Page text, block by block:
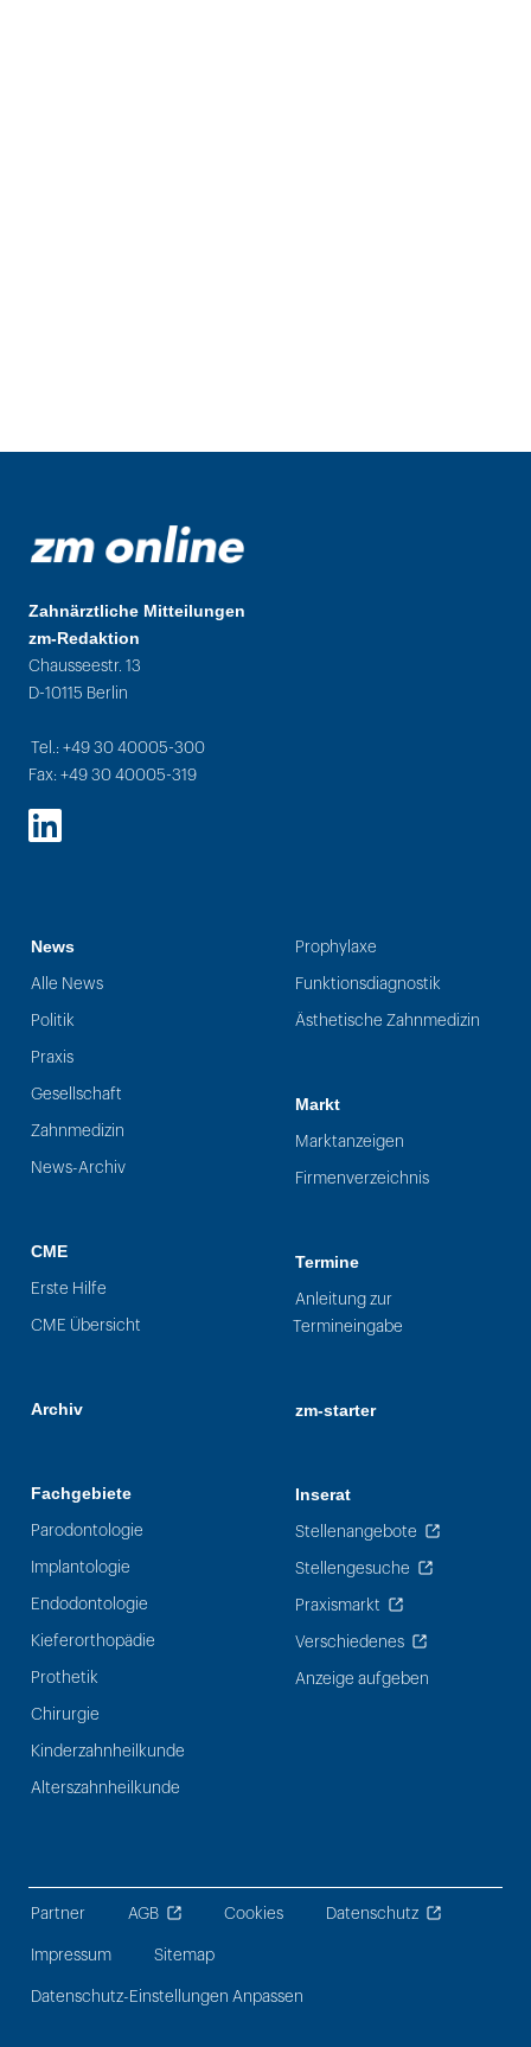
Zahnärztliche Mitteilungen
zm-Redaktion
Chausseestr. 13
D-10115 Berlin
Tel.: +49 30 40005-300
Fax: +49 30 40005-319
LinkedIn
News
Alle News
Politik
Praxis
Gesellschaft
Zahnmedizin
News-Archiv
CME
Erste Hilfe
CME Übersicht
Archiv
Fachgebiete
Parodontologie
Implantologie
Endodontologie
Kieferorthopädie
Prothetik
Chirurgie
Kinderzahnheilkunde
Alterszahnheilkunde
Prophylaxe
Funktionsdiagnostik
Ästhetische Zahnmedizin
Markt
Marktanzeigen
Firmenverzeichnis
Termine
Anleitung zur
Termineingabe
zm-starter
Inserat
Stellenangebote
Stellengesuche
Praxismarkt
Verschiedenes
Anzeige aufgeben
Partner AGB Cookies Datenschutz
Impressum Sitemap
Datenschutz-Einstellungen Anpassen